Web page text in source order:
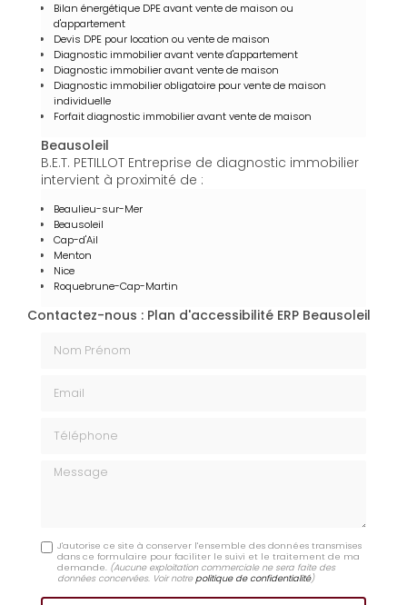
Bilan énergétique DPE avant vente de maison ou
d'appartement
Devis DPE pour location ou vente de maison
Diagnostic immobilier avant vente d'appartement
Diagnostic immobilier avant vente de maison
Diagnostic immobilier obligatoire pour vente de maison
individuelle
Forfait diagnostic immobilier avant vente de maison
Beausoleil
B.E.T. PETILLOT Entreprise de diagnostic immobilier
intervient à proximité de :
Beaulieu-sur-Mer
Beausoleil
Cap-d'Ail
Menton
Nice
Roquebrune-Cap-Martin
Contactez-nous : Plan d'accessibilité ERP Beausoleil
Message
J'autorise ce site à conserver l'ensemble des données transmises
dans ce formulaire pour faciliter le suivi et le traitement de ma
demande. (Aucune exploitation commerciale ne sera faite des
données concervées. Voir notrepolitique de confidentialité)